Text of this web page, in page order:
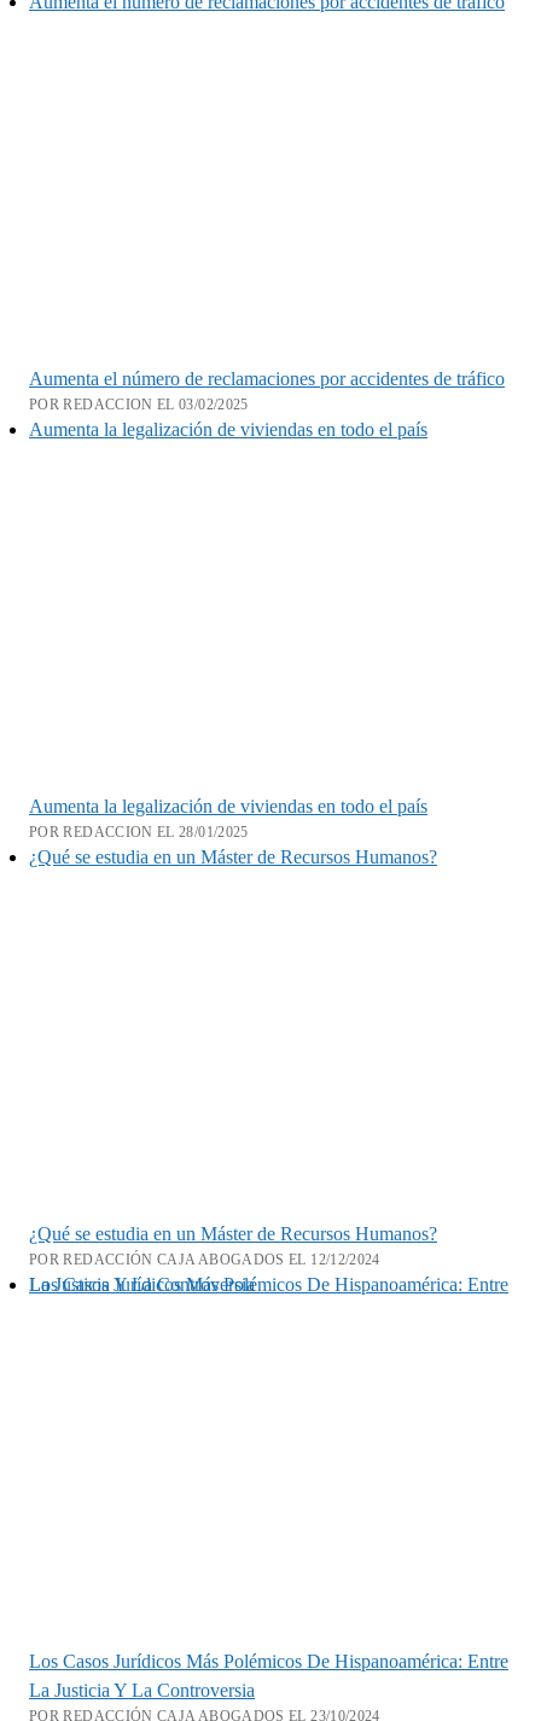
Aumenta el número de reclamaciones por accidentes de tráfico
POR REDACCION EL 03/02/2025
Aumenta la legalización de viviendas en todo el país
Aumenta la legalización de viviendas en todo el país
POR REDACCION EL 28/01/2025
¿Qué se estudia en un Máster de Recursos Humanos?
¿Qué se estudia en un Máster de Recursos Humanos?
POR REDACCIÓN CAJA ABOGADOS EL 12/12/2024
Los Casos Jurídicos Más Polémicos De Hispanoamérica: Entre La Justicia Y La Controversia
Los Casos Jurídicos Más Polémicos De Hispanoamérica: Entre
La Justicia Y La Controversia
POR REDACCIÓN CAJA ABOGADOS EL 23/10/2024